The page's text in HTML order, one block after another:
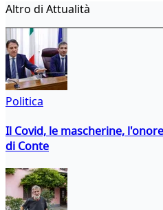
Altro di Attualità
Politica
Il Covid, le mascherine,
di Conte